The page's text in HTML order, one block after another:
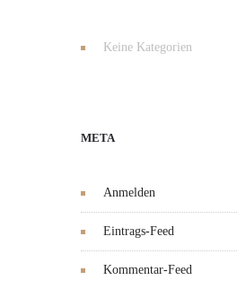
Keine Kategorien
META
Anmelden
Eintrags-Feed
Kommentar-Feed